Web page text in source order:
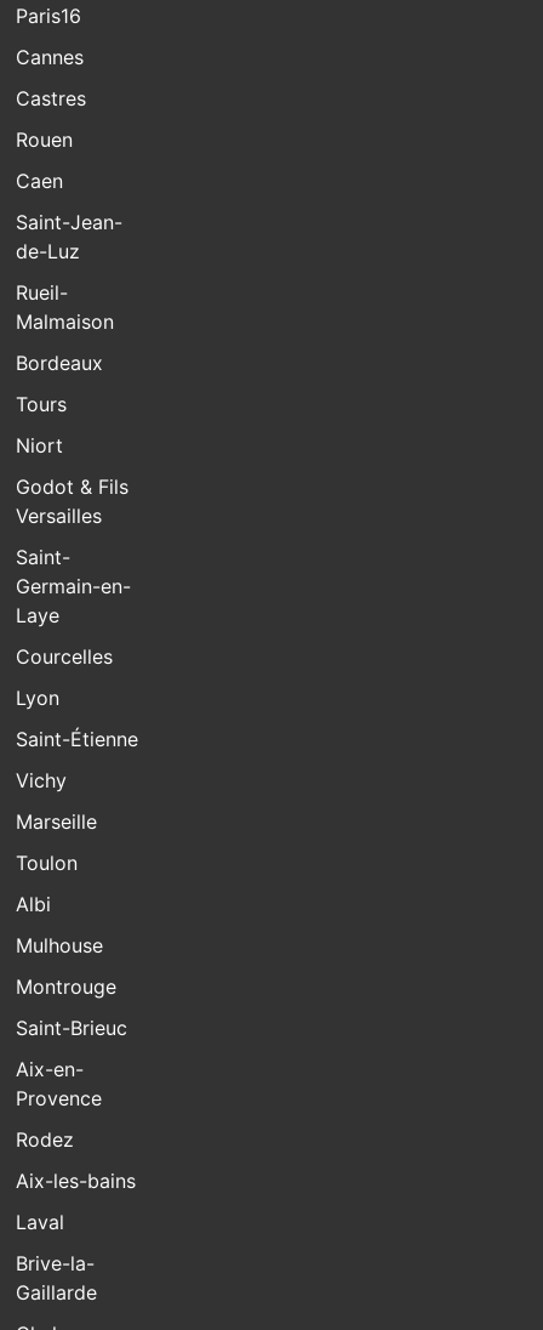
Paris16
Cannes
Castres
Rouen
Caen
Saint-Jean-
de-Luz
Rueil-
Malmaison
Bordeaux
Tours
Niort
Godot & Fils
Versailles
Saint-
Germain-en-
Laye
Courcelles
Lyon
Saint-Étienne
Vichy
Marseille
Toulon
Albi
Mulhouse
Montrouge
Saint-Brieuc
Aix-en-
Provence
Rodez
Aix-les-bains
Laval
Brive-la-
Gaillarde